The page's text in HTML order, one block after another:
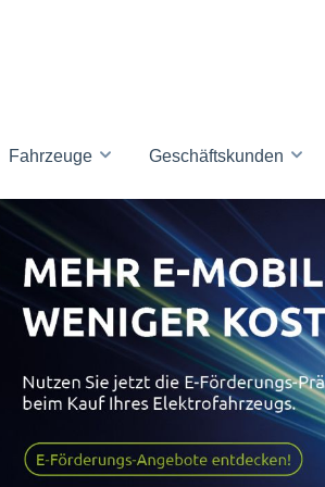
Fahrzeuge Geschäftskunden